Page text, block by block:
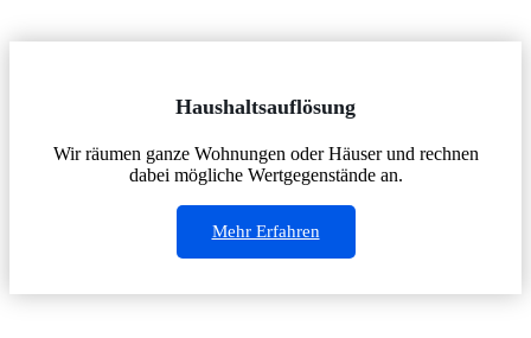
Haushaltsauflösung
Wir räumen ganze Wohnungen oder Häuser und rechnen
dabei mögliche Wertgegenstände an.
Mehr Erfahren